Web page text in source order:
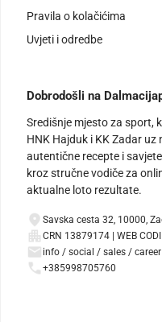
Pravila o kolačićima
Uvjeti i odredbe
Dobrodošli na
Središnje mjesto za sport,
HNK Hajduk i KK Zadar
autentične recepte i
kroz stručne vodiče za
aktualne loto rezultate.
Savska cesta 32, 10000,
CRN 13879174 | WEB
info / social / sales /
+385998705760